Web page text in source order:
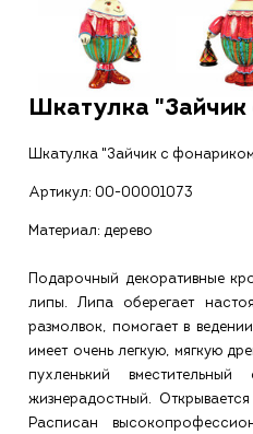
Шкатулка
Шкатулка "Зайчик с
Артикул: 00-00001073
Материал: дерево
Подарочный декоративные
липы. Липа оберегает
размолвок, помогает в
имеет очень легкую, мягкую
пухленький
жизнерадостный.
Расписан